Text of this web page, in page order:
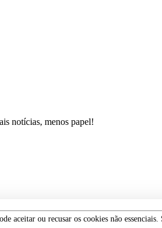
notícias, menos papel!
aceitar ou recusar os cookies não essenciais.